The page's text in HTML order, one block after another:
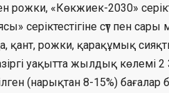
рожки, «Көкжиек-2030»
серіктестігіне сүт пен
қант, рожки, қарақұмық
уақытта жылдық көлемі
(нарықтан 8-15%) бағалар